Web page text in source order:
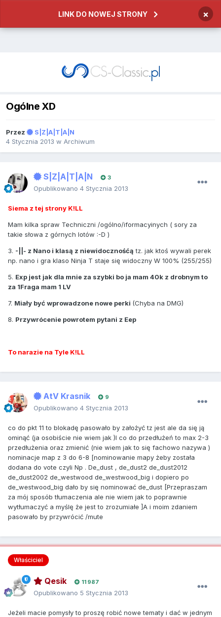
LINK DO NOWEJ STRONY ×
Ogólne XD
Przez
S|Z|A|T|A|N
4 Stycznia 2013 w Archiwum
S|Z|A|T|A|N 3
Opublikowano 4 Stycznia 2013
Siema z tej strony K!LL
Mam kilka spraw Techniczni /ogólno/iformacyinych ( sory za
takie słowa z górnych lotów :-D )
3. -||- z Nano i klasą z niewidocznośćą tz. jak ktoś wywali perek
np. nano i gra klaso Ninja T staje się widoczny W 100% (255/255)
5. Exp jest jak dla mnie za szybki bo ja mam 40k z drobnym to
za 1Fraga mam 1 LV
7. Miały być wprowadzone nowe perki (Chyba na DMG)
8. Przywrócenie powrotem pytani z Eep
To narazie na Tyle K!LL
AtV Krasnik 9
Opublikowano 4 Stycznia 2013
co do pkt 11 to blokadę pasowało by założyć tz jest ale da się ją
ominąć (ja osobiście nie wiem jak )I co do przedłużeń to max 2-3
przedłużenia oraz zmienić (nie wiem jak to się fachowo nazywa )
nominacje map z 3 do 6-8 [nominowanie mapy żeby została
dodana do vote czyli Np . De_dust , de_dust2 de_dust2012
de_dust2002 de_westwood de_westwood_big i dopiero po
de_westwood_big dało by się nominować de_dust [Przepraszam
za mój sposób tłumaczenia ale nie wiem jak to poprawnie
wytłumaczyć a myślę że jest to zrozumiałe ]A i moim zdaniem
pasowało by przywrócić /mute
Właściciel
Qesik 11 987
Opublikowano 5 Stycznia 2013
Jeżeli macie pomysły to proszę robić nowe tematy i dać w jednym